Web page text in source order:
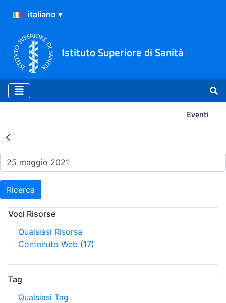
Istituto Superiore di Sanità
Eventi
Risultati della Ricerca -
Ricerca
Voci Risorse
Qualsiasi Risorsa
Contenuto Web (17)
Tag
Qualsiasi Tag